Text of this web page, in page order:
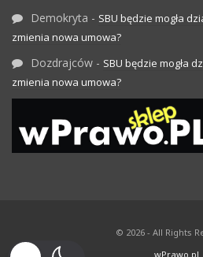
Demokryta - SBU będzie mogła
zmienia nowa umowa?
Dozdrajców - SBU będzie mogła
zmienia nowa umowa?
© 2026 - All Rights
wPrawo.pl